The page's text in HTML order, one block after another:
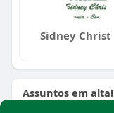
Sidney Christ
Assuntos em alta!